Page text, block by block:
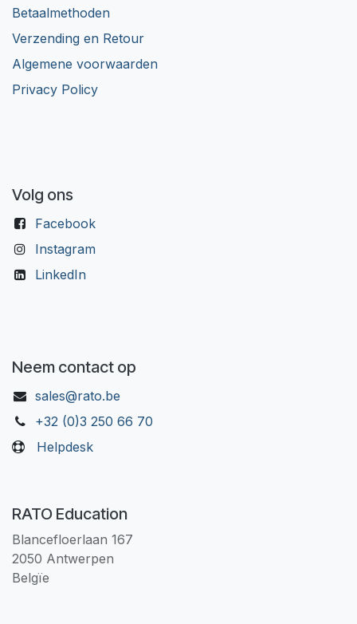
Betaalmethoden
Verzending en Retour
Algemene voorwaarden
Privacy Policy
Volg ons
Facebook
Instagram
LinkedIn
Neem contact op
sales@rato.be
+32 (0)3 250 66 70
Helpdesk
RATO Education
Blancefloerlaan 167
2050 Antwerpen
Belgïe